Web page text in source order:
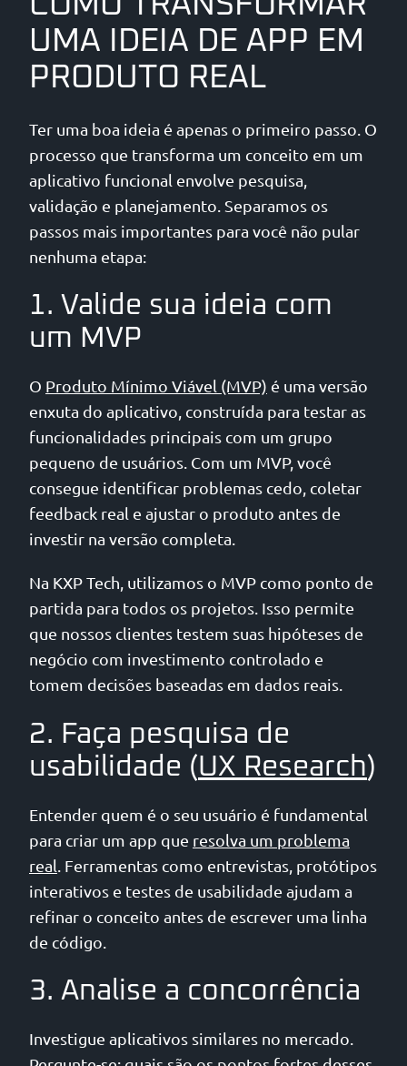
UMA IDEIA DE APP EM
PRODUTO REAL
Ter uma boa ideia é apenas o primeiro passo. O
processo que transforma um conceito em um
aplicativo funcional envolve pesquisa,
validação e planejamento. Separamos os
passos mais importantes para você não pular
nenhuma etapa:
1. Valide sua ideia com
um MVP
O Produto Mínimo Viável (MVP) é uma versão
enxuta do aplicativo, construída para testar as
funcionalidades principais com um grupo
pequeno de usuários. Com um MVP, você
consegue identificar problemas cedo, coletar
feedback real e ajustar o produto antes de
investir na versão completa.
Na KXP Tech, utilizamos o MVP como ponto de
partida para todos os projetos. Isso permite
que nossos clientes testem suas hipóteses de
negócio com investimento controlado e
tomem decisões baseadas em dados reais.
2. Faça pesquisa de
usabilidade (UX Research)
Entender quem é o seu usuário é fundamental
para criar um app que resolva um problema
real . Ferramentas como entrevistas, protótipos
interativos e testes de usabilidade ajudam a
refinar o conceito antes de escrever uma linha
de código.
3. Analise a concorrência
Investigue aplicativos similares no mercado.